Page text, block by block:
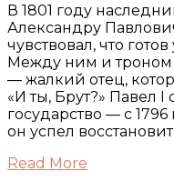
В 1801 году
Александру
чувствовал, что
Между ним и троном
— жалкий отец,
«И ты, Брут?» Павел I
государство — с
он успел
Read More